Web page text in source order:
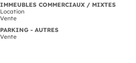
IMMEUBLES COMMERCIAUX / MIXTES
Location
Vente
PARKING - AUTRES
Vente